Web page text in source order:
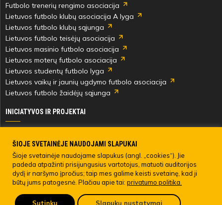
Futbolo trenerių rengimo asociacija
Lietuvos futbolo klubų asociacija A lyga
Lietuvos futbolo klubų sąjunga
Lietuvos futbolo teisėjų asociacija
Lietuvos masinio futbolo asociacija
Lietuvos moterų futbolo asociacija
Lietuvos studentų futbolo lyga
Lietuvos vaikų ir jaunių ugdymo futbolo asociacija
Lietuvos futbolo žaidėjų sąjunga
INICIATYVOS IR PROJEKTAI
Paramos fondai
Medicinos centras
Live Your Goals
© 2022 LIETUVOS FUTBOLO FEDERACIJA. Visos teisės saugomos.
ŠIOJE SVETAINĖJE NAUDOJAMI SLAPUKAI
Šioje svetainėje naudojame slapukus (angl. „cookies“). Jie
padeda atpažinti prisijungusius vartotojus, matuoti auditorijos
dydį ir naršymo įpročius; taip mes galime keisti svetainę, kad ji
būtų jums patogesnė. Plačiau apie tai: privatumo politika.
Sutinku Slapukų nustatymai